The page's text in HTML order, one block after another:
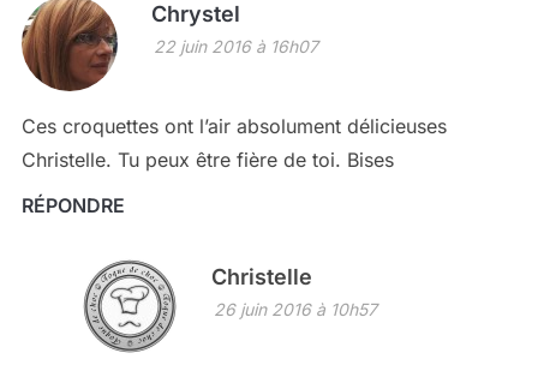
Chrystel
22 juin 2016 à 16h07
Ces croquettes ont l’air absolument délicieuses
Christelle. Tu peux être fière de toi. Bises
RÉPONDRE
Christelle
26 juin 2016 à 10h57